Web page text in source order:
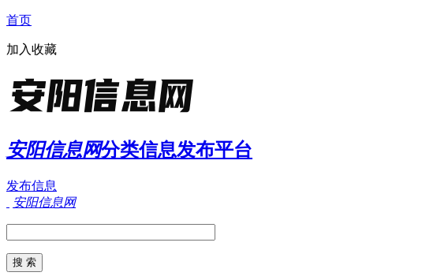
首页
加入收藏
安阳信息网分类信息发布平台
发布信息
安阳信息网